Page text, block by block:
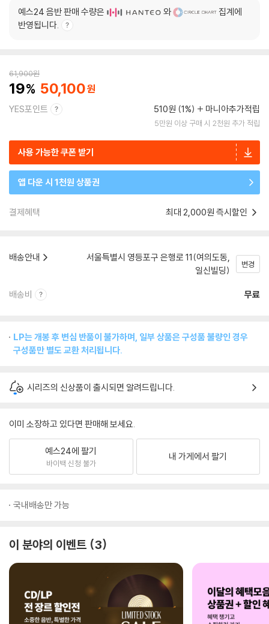
예스24 음반 판매 수량은 와
집계에
반영됩니다.
61,900원
19 50,100
YES포인트 510원 (1%) 마니아추가적립
5만원 이상 구매 시 2천원 추가 적립
사용 가능한 쿠폰 받기
앱 다운 시 1천원 상품권
결제혜택 최대 2,000원 즉시할인
배송안내
서울특별시 영등포구 은행로 11(여의도동,
일신빌딩)
변경
배송비 무료
LP는 개봉 후 변심 반품이 불가하며, 일부 상품은 구성품 불량인 경우
구성품만 별도 교환 처리됩니다.
시리즈의 신상품이 출시되면 알려드립니다.
이미 소장하고 있다면 판매해 보세요.
예스24에 팔기
바이백 신청 불가
내 가게에서 팔기
국내배송만 가능
이 분야의 이벤트 3